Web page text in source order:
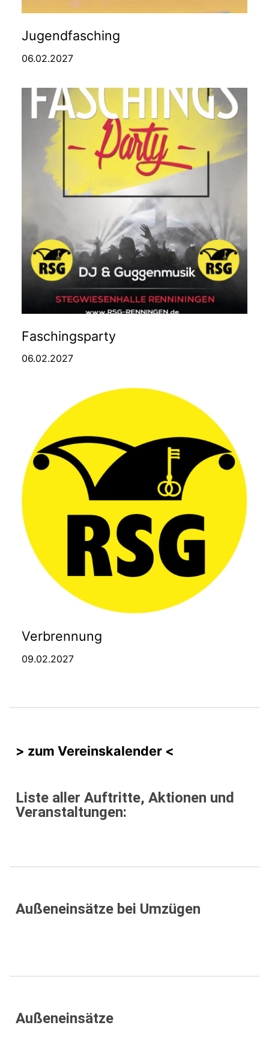
Jugendfasching
06.02.2027
Faschingsparty
06.02.2027
Verbrennung
09.02.2027
> zum Vereinskalender <
Liste aller Auftritte, Aktionen und
Veranstaltungen:
Außeneinsätze bei Umzügen
Außeneinsätze